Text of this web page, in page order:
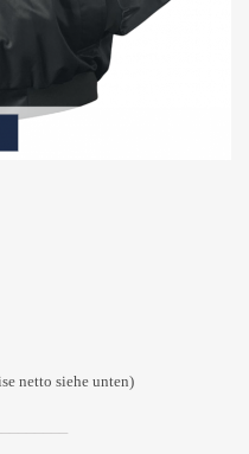
netto siehe unten)